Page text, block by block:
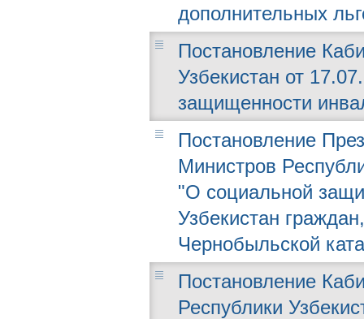
дополнительных
Постановление
Узбекистан от
защищенности
Постановление
Министров
"О социальной
Узбекистан
Чернобыльской
Постановление
Республики